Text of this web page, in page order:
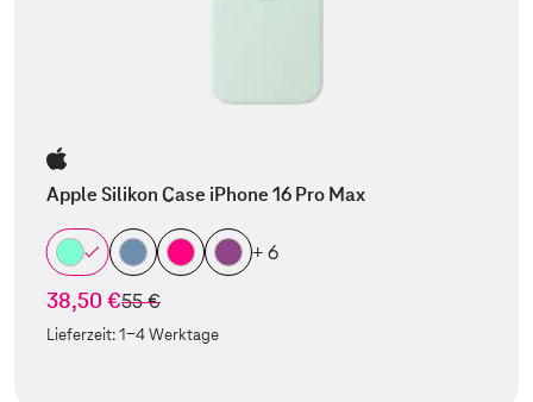
Apple Silikon Case iPhone 16 Pro Max
+ 6
38,50 €statt
55 €
Lieferzeit:1-4 Werktage